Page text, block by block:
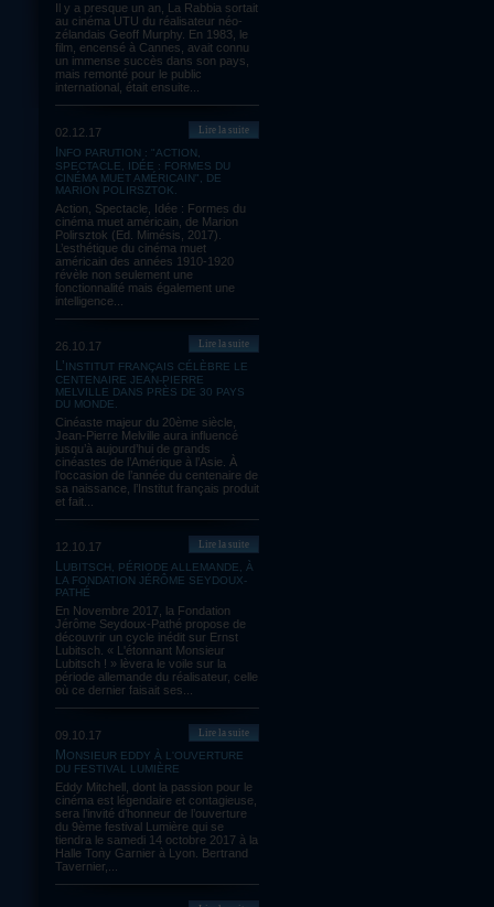
Il y a presque un an, La Rabbia sortait
au cinéma UTU du réalisateur néo-
zélandais Geoff Murphy. En 1983, le
film, encensé à Cannes, avait connu
un immense succès dans son pays,
mais remonté pour le public
international, était ensuite...
02.12.17
SPECTACLE, IDÉE : FORMES DU
CINÉMA MUET AMÉRICAIN", DE
MARION POLIRSZTOK.
Action, Spectacle, Idée : Formes du
cinéma muet américain, de Marion
Polirsztok (Ed. Mimésis, 2017).
L’esthétique du cinéma muet
américain des années 1910-1920
révèle non seulement une
fonctionnalité mais également une
intelligence...
Lire la suite
26.10.17
L’INSTITUT FRANÇAIS CÉLÈBRE LE
CENTENAIRE JEAN-PIERRE
MELVILLE DANS PRÈS DE 30 PAYS
DU MONDE.
Cinéaste majeur du 20ème siècle,
Jean-Pierre Melville aura influencé
jusqu’à aujourd’hui de grands
cinéastes de l’Amérique à l’Asie. À
l’occasion de l’année du centenaire de
sa naissance, l’Institut français produit
et fait...
Lire la suite
12.10.17
LUBITSCH, PÉRIODE ALLEMANDE, À
LA FONDATION JÉRÔME SEYDOUX-
PATHÉ
En Novembre 2017, la Fondation
Jérôme Seydoux-Pathé propose de
découvrir un cycle inédit sur Ernst
Lubitsch. « L'étonnant Monsieur
Lubitsch ! » lèvera le voile sur la
période allemande du réalisateur, celle
où ce dernier faisait ses...
Lire la suite
09.10.17
MONSIEUR EDDY À L'OUVERTURE
DU FESTIVAL LUMIÈRE
Eddy Mitchell, dont la passion pour le
cinéma est légendaire et contagieuse,
sera l’invité d’honneur de l’ouverture
du 9ème festival Lumière qui se
tiendra le samedi 14 octobre 2017 à la
Halle Tony Garnier à Lyon. Bertrand
Tavernier,...
Lire la suite